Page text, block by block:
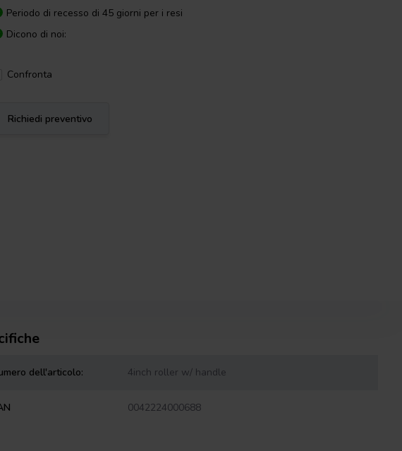
Periodo di recesso di 45 giorni per i resi
Dicono di noi:
Confronta
Richiedi preventivo
dell'articolo: 4inch roller w/ handle
0042224000688